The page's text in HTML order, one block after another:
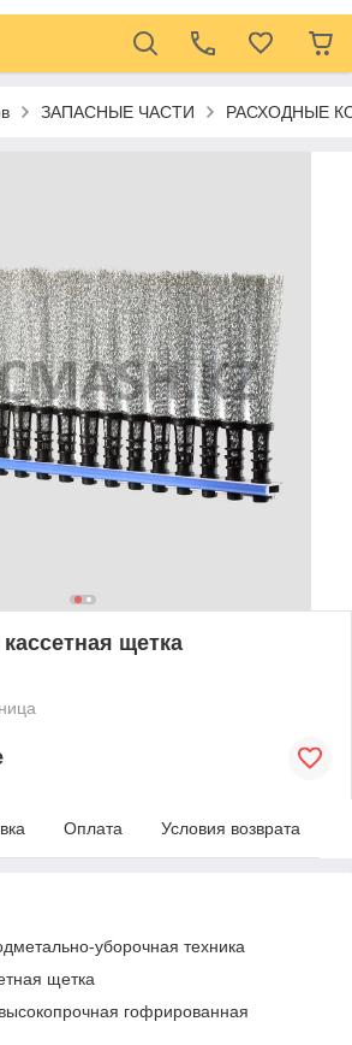
ЗАПАСНЫЕ ЧАСТИ РАСХОДНЫЕ
щетка
Оплата Условия возврата
уборочная техника
щетка
гофрированная